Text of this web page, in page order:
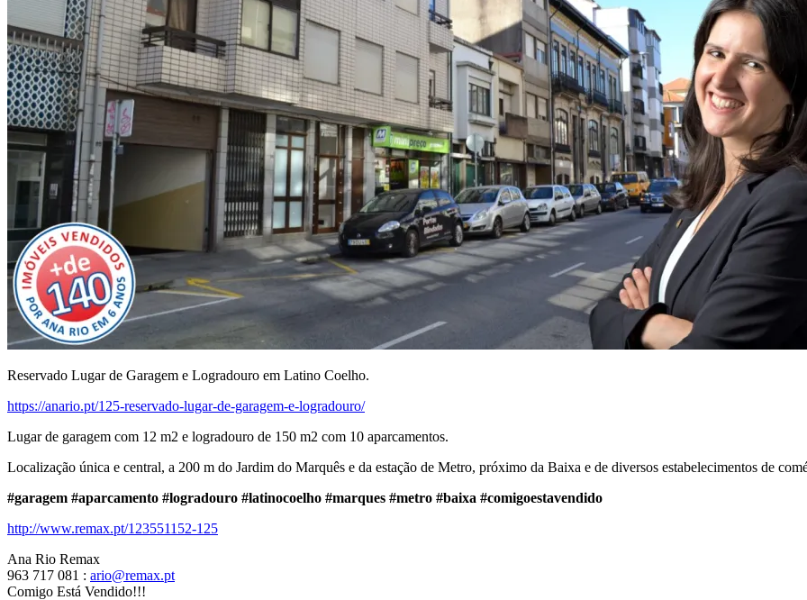
Reservado Lugar de Garagem e Logradouro em Latino Coelho.
https://anario.pt/125-reservado-lugar-de-garagem-e-logradouro/
Lugar de garagem com 12 m2 e logradouro de 150 m2 com 10 aparcamentos.
Localização única e central, a 200 m do Jardim do Marquês e da estação de Metro, próximo da Baixa e de diversos estabelecimentos de
#garagem #aparcamento #logradouro #latinocoelho #marques #metro #baixa #comigoestavendido
http://www.remax.pt/123551152-125
Ana Rio Remax
963 717 081 : ario@remax.pt
Comigo Está Vendido!!!